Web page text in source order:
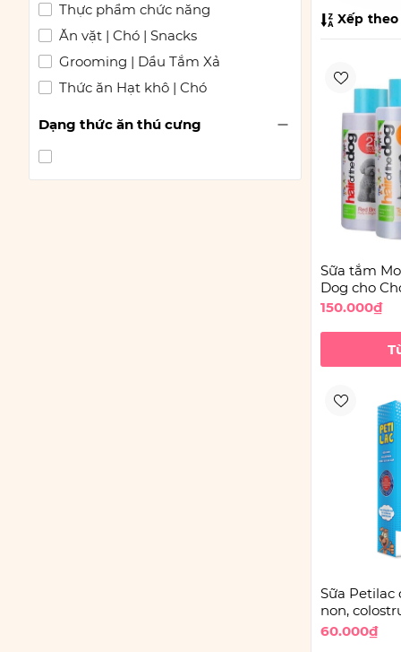
Thực phẩm chức năng
Ăn vặt | Chó | Snacks
Grooming | Dầu Tắm Xả
Thức ăn Hạt khô | Chó
Dạng thức ăn thú cưng
Xếp theo
Sữa tắm
Dog cho
150.000₫
Sữa Petilac
non,
60.000₫